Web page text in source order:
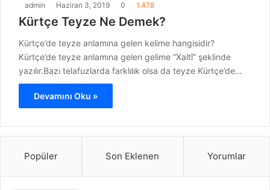
admin Haziran 3, 2019 0 1.478
Kürtçe Teyze Ne Demek?
Kürtçe’de teyze anlamına gelen kelime hangisidir?
Kürtçe’de teyze anlamına gelen gelime “Xaltî” şeklinde
yazılır.Bazı telafuzlarda farklılık olsa da teyze Kürtçe’de…
Devamını Oku »
Popüler Son Eklenen Yorumlar